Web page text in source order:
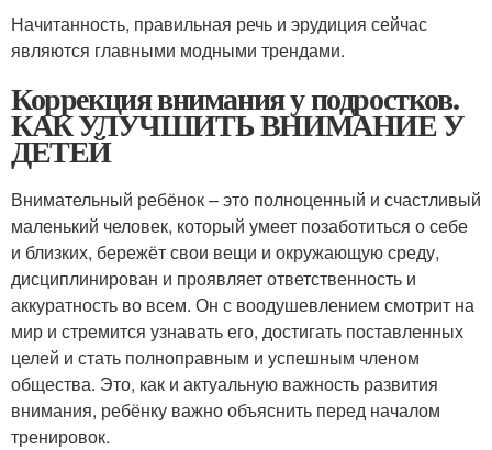
Начитанность, правильная речь и эрудиция сейчас
являются главными модными трендами.
Коррекция внимания у подростков.
КАК УЛУЧШИТЬ ВНИМАНИЕ У
ДЕТЕЙ
Внимательный ребёнок – это полноценный и счастливый
маленький человек, который умеет позаботиться о себе
и близких, бережёт свои вещи и окружающую среду,
дисциплинирован и проявляет ответственность и
аккуратность во всем. Он с воодушевлением смотрит на
мир и стремится узнавать его, достигать поставленных
целей и стать полноправным и успешным членом
общества. Это, как и актуальную важность развития
внимания, ребёнку важно объяснить перед началом
тренировок.